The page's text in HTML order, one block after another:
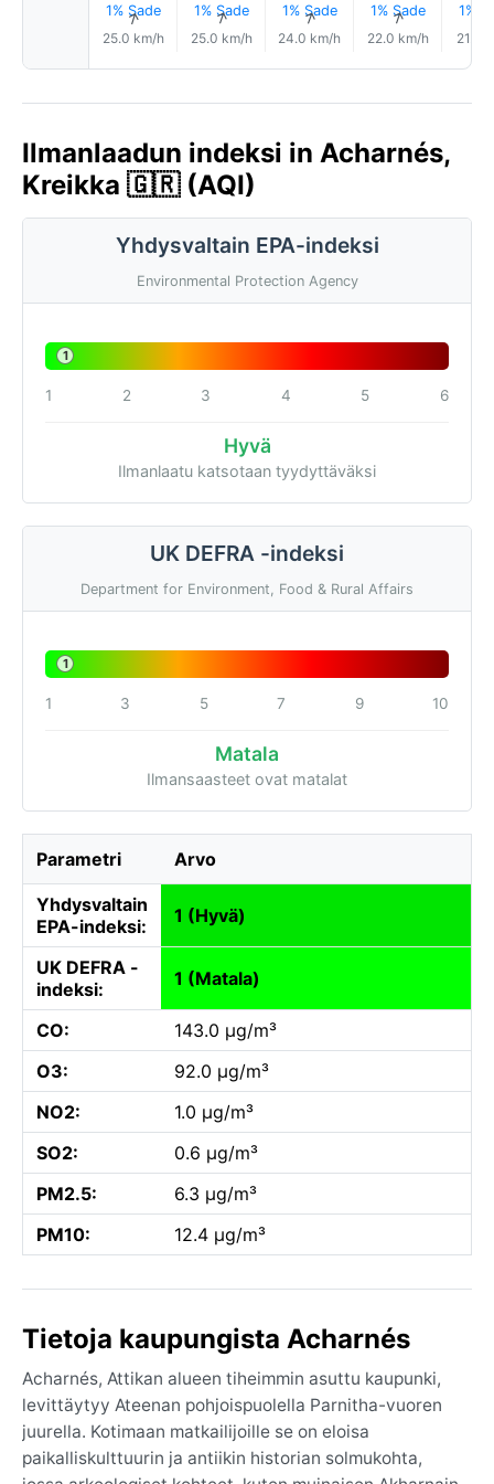
1% Sade
↑
25.0 km/h
1% Sade
↑
25.0 km/h
1% Sade
↑
24.0 km/h
1% Sade
↑
22.0 km/h
1%
21.0
Ilmanlaadun indeksi in Acharnés,
Kreikka 🇬🇷 (AQI)
Yhdysvaltain EPA-indeksi
Environmental Protection Agency
1
1 2 3 4 5 6
Hyvä
Ilmanlaatu katsotaan tyydyttäväksi
UK DEFRA -indeksi
Department for Environment, Food & Rural Affairs
1
1 3 5 7 9 10
Matala
Ilmansaasteet ovat matalat
Parametri Arvo
Yhdysvaltain
EPA-indeksi:
1 (Hyvä)
UK DEFRA -
indeksi:
1 (Matala)
CO:
143.0 µg/m³
O3:
92.0 µg/m³
NO2:
1.0 µg/m³
SO2:
0.6 µg/m³
PM2.5:
6.3 µg/m³
PM10:
12.4 µg/m³
Tietoja kaupungista Acharnés
Acharnés, Attikan alueen tiheimmin asuttu kaupunki,
levittäytyy Ateenan pohjoispuolella Parnitha-vuoren
juurella. Kotimaan matkailijoille se on eloisa
paikalliskulttuurin ja antiikin historian solmukohta,